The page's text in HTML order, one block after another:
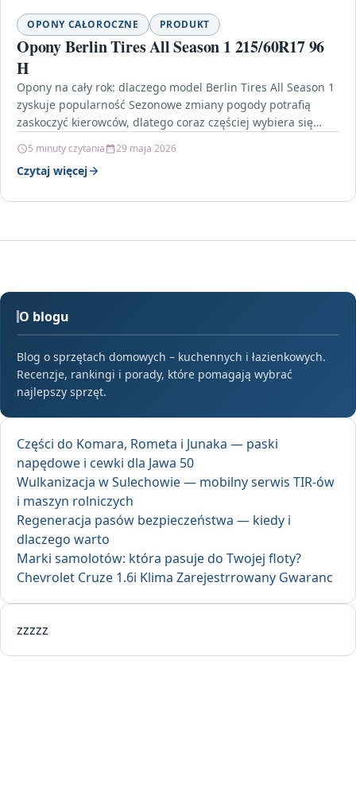
OPONY CAŁOROCZNE PRODUKT
Opony Berlin Tires All Season 1 215/60R17 96
H
Opony na cały rok: dlaczego model Berlin Tires All Season 1
zyskuje popularność Sezonowe zmiany pogody potrafią
zaskoczyć kierowców, dlatego coraz częściej wybiera się…
5 minuty czytania 29 maja 2026
Czytaj więcej
O blogu
Blog o sprzętach domowych – kuchennych i łazienkowych.
Recenzje, rankingi i porady, które pomagają wybrać
najlepszy sprzęt.
Części do Komara, Rometa i Junaka — paski
napędowe i cewki dla Jawa 50
Wulkanizacja w Sulechowie — mobilny serwis TIR-ów
i maszyn rolniczych
Regeneracja pasów bezpieczeństwa — kiedy i
dlaczego warto
Marki samolotów: która pasuje do Twojej floty?
Chevrolet Cruze 1.6i Klima Zarejestrrowany Gwaranc
zzzzz